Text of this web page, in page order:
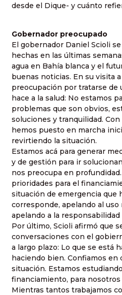
desde el Dique- y cuánto
Gobernador preocupado
El gobernador Daniel Scioli
hechas en las últimas
agua en Bahía blanca y el
buenas noticias. En su visita
preocupación por tratarse de
hace a la salud: No estamos
problemas que son obvios,
soluciones y tranquilidad.
hemos puesto en marcha
revirtiendo la situación.
Estamos acá para generar
y de gestión para ir
nos preocupa en
prioridades para el
situación de emergencia que
corresponde, apelando al uso
apelando a la responsabilidad
Por último, Scioli afirmó que
conversaciones con el
a largo plazo: Lo que se está
haciendo bien. Confiamos en
situación. Estamos
financiamiento, para
Mientras tantos trabajamos